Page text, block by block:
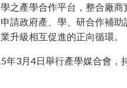
之產學合作平台，整合廠
政府產、學、研合作補助
升級相互促進的正向循環。
3月4日舉行產學媒合會，